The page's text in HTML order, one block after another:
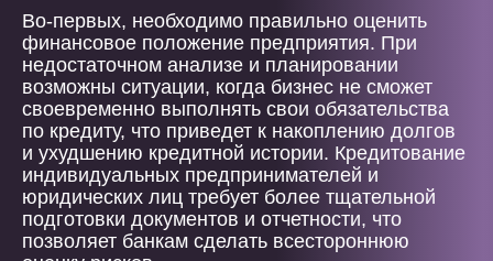
Во-первых, необходимо правильно оценить
финансовое положение предприятия. При
недостаточном анализе и планировании
возможны ситуации, когда бизнес не сможет
своевременно выполнять свои обязательства
по кредиту, что приведет к накоплению долгов
и ухудшению кредитной истории. Кредитование
индивидуальных предпринимателей и
юридических лиц требует более тщательной
подготовки документов и отчетности, что
позволяет банкам сделать всестороннюю